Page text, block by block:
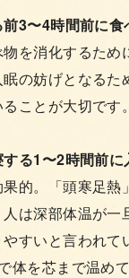
3〜4時間前に食
を消化するため
の妨げとなるた
ことが大切です。
る1〜2時間前に
的。「頭寒足熱
は深部体温が一
すいと言われて
体を芯まで温め